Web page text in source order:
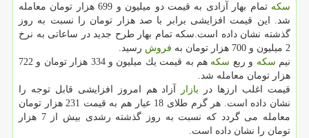
سكه
تمام بهار آزادی به قیمت دو میلیون و 699 هزار تومان معامله
شد. این قیمت افزایشی برابر با صد هزار تومان را نسبت به روز
گذشته نشان داده است.سكه تمام بهار طرح جدید در ساعاتی به نرخ
2 میلیون و 700 هزار تومان به
فروش رسید.
نیم سكه و ربع سكه
هم به قیمت یك میلیون و 334 هزار تومان و 722
هزار تومان معامله شد.
قیمت اغلب ارزها در بازار
آزاد هم امروز افزایشی قابل توجه را
نشان داده است. هر گرم طلای 18 عیار هم به قیمت 231 هزار تومان
معامله می گردد كه نسبت به روز گذشته رشدی بیش از 7 هزار
تومان را نشان داده است.